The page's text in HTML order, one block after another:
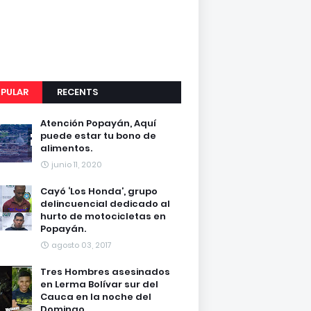
RECENTS
Atención Popayán, Aquí
puede estar tu bono de
alimentos.
junio 11, 2020
Cayó ‘Los Honda’, grupo
delincuencial dedicado al
hurto de motocicletas en
Popayán.
agosto 03, 2017
Tres Hombres asesinados
en Lerma Bolívar sur del
Cauca en la noche del